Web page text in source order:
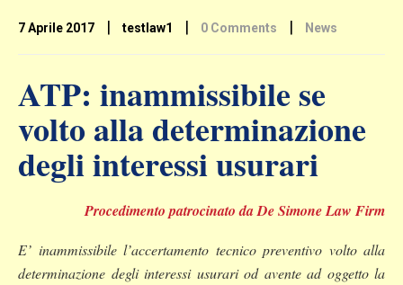
7 Aprile 2017 | testlaw1 | 0 Comments | News
ATP: inammissibile se
volto alla determinazione
degli interessi usurari
Procedimento patrocinato da De Simone Law Firm
E’ inammissibile l’accertamento tecnico preventivo volto alla
determinazione degli interessi usurari od avente ad oggetto la